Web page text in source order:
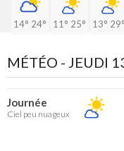
14° 24° 11° 25° 13° 29°
MÉTÉO - JEUDI
Journée
Ciel peu nuageux